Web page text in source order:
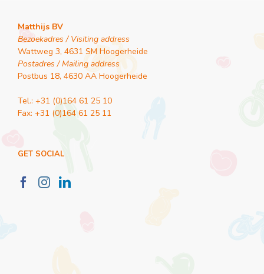
Matthijs BV
Bezoekadres / Visiting address
Wattweg 3, 4631 SM Hoogerheide
Postadres / Mailing address
Postbus 18, 4630 AA Hoogerheide
Tel.: +31 (0)164 61 25 10
Fax: +31 (0)164 61 25 11
GET SOCIAL